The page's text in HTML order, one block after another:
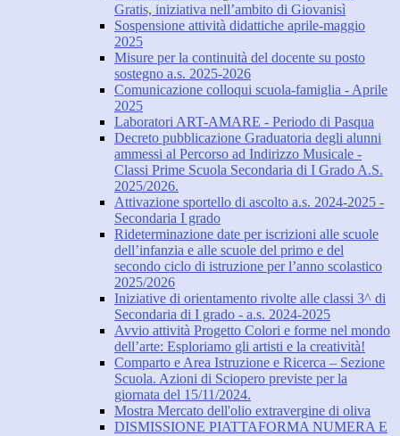
Gratis, iniziativa nell’ambito di Giovanisì
Sospensione attività didattiche aprile-maggio
2025
Misure per la continuità del docente su posto
sostegno a.s. 2025-2026
Comunicazione colloqui scuola-famiglia - Aprile
2025
Laboratori ART-AMARE - Periodo di Pasqua
Decreto pubblicazione Graduatoria degli alunni
ammessi al Percorso ad Indirizzo Musicale -
Classi Prime Scuola Secondaria di I Grado A.S.
2025/2026.
Attivazione sportello di ascolto a.s. 2024-2025 -
Secondaria I grado
Rideterminazione date per iscrizioni alle scuole
dell’infanzia e alle scuole del primo e del
secondo ciclo di istruzione per l’anno scolastico
2025/2026
Iniziative di orientamento rivolte alle classi 3^ di
Secondaria di I grado - a.s. 2024-2025
Avvio attività Progetto Colori e forme nel mondo
dell’arte: Esploriamo gli artisti e la creatività!
Comparto e Area Istruzione e Ricerca – Sezione
Scuola. Azioni di Sciopero previste per la
giornata del 15/11/2024.
Mostra Mercato dell'olio extravergine di oliva
DISMISSIONE PIATTAFORMA NUMERA E